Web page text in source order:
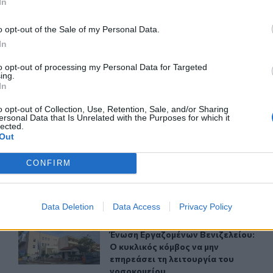
opt-out of the Sale of my Personal Data.
opt-out of processing my Personal Data for Targeted
opt-out of Collection, Use, Retention, Sale, and/or Sharing
Data that Is Unrelated with the Purposes for which it
CONFIRM
Data Deletion Data Access Privacy Policy
του CRETALIVE
ΕΊΔΗΣΗ
στους οικοδόμους
καταβάλλεται στους οικοδόμους
Ένωση Εργαζομένων Βενιζελείου: Ο κυκλικός κόμβος
Ένωση Εργαζομένων Βενιζελείου: Ο
Ένωση Εργαζομένων Βενιζελείου:
Ο κυκλικός κόμβος να μην
επηρεάσει τη λειτουργία του
νοσοκομείου